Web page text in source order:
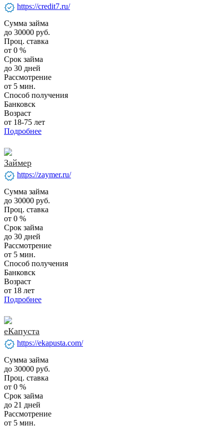
verified https://credit7.ru/
Сумма займа
до 30000 руб.
Проц. ставка
от 0 %
Срок займа
до 30 дней
Рассмотрение
от 5 мин.
Способ получения
Банковск
Возраст
от 18-75 лет
Подробнее
Займер
verified https://zaymer.ru/
Сумма займа
до 30000 руб.
Проц. ставка
от 0 %
Срок займа
до 30 дней
Рассмотрение
от 5 мин.
Способ получения
Банковск
Возраст
от 18 лет
Подробнее
еКапуста
verified https://ekapusta.com/
Сумма займа
до 30000 руб.
Проц. ставка
от 0 %
Срок займа
до 21 дней
Рассмотрение
от 5 мин.